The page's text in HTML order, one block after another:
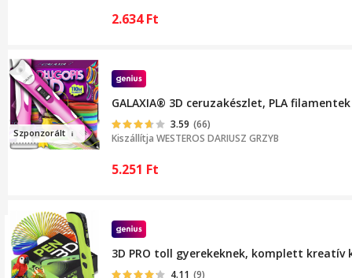
2.634Ft
Szponzorált
GALAXIA® 3D ceruzakészlet, PLA
3.59 (66)
Kiszállítja WESTEROS DARIUSZ GRZYB
5.251 Ft
3D PRO toll gyerekeknek, komplett kreatív
4.11 (9)